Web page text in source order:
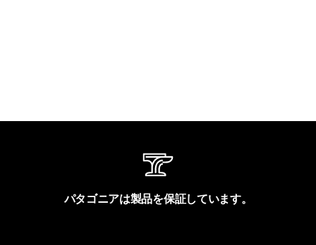
パタゴニアは製品を保証しています。